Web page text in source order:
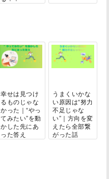
幸せは見つけ
るものじゃな
かった｜“やっ
てみたい”を動
かした先にあ
った答え
うまくいかな
い原因は“努力
不足じゃな
い”｜方向を変
えたら全部繋
がった話